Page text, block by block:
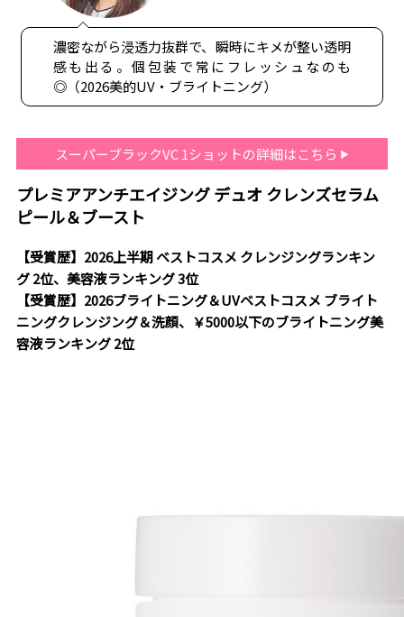
濃密ながら浸透力抜群で、瞬時にキメが整い透明
感も出る。個包装で常にフレッシュなのも
◎（2026美的UV・ブライトニング）
スーパーブラックVC 1ショットの詳細はこちら
プレミアアンチエイジング デュオ クレンズセラム
ピール＆ブースト
【受賞歴】2026上半期 ベストコスメ クレンジングランキン
グ 2位、美容液ランキング 3位
【受賞歴】2026ブライトニング＆UVベストコスメ ブライト
ニングクレンジング＆洗顔、￥5000以下のブライトニング美
容液ランキング 2位